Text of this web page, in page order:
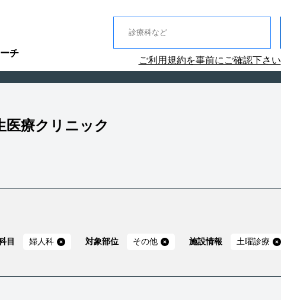
チ
ご利用規約を事前にご確認下さい
医療クリニック
目 婦人科 対象部位 その他 施設情報 土曜診療